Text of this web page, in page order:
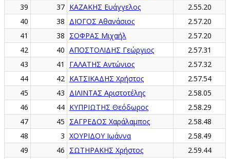
39
37 ΚΑΖΑΚΗΣ Ευάγγελος
2.55.20
40
38 ΔΙΟΓΟΣ Αθανάσιος
2.57.20
41
38 ΣΟΦΡΑΣ Μιχαήλ
2.57.20
42
40 ΑΠΟΣΤΟΛΙΔΗΣ Γεώργιος
2.57.31
43
41 ΓΑΛΑΤΗΣ Αντώνιος
2.57.32
44
42 ΚΑΤΣΙΚΑΔΗΣ Χρήστος
2.57.54
45
43 ΔΙΛΙΝΤΑΣ Αριστοτέλης
2.58.05
46
44 ΚΥΠΡΙΩΤΗΣ Θεόδωρος
2.58.29
47
45 ΣΑΓΡΕΔΟΣ Χαράλαμπος
2.58.48
48
3 ΧΟΥΡΙΔΟΥ Ιωάννα
2.58.49
49
46 ΣΩΤΗΡΑΚΗΣ Χρήστος
2.59.44